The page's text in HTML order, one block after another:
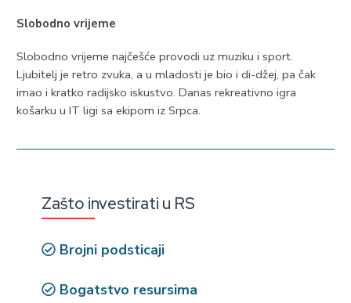
Slobodno vrijeme
Slobodno vrijeme najčešće provodi uz muziku i sport.
Ljubitelj je retro zvuka, a u mladosti je bio i di-džej, pa čak
imao i kratko radijsko iskustvo. Danas rekreativno igra
košarku u IT ligi sa ekipom iz Srpca.
Zašto investirati u RS
Brojni podsticaji
Bogatstvo resursima